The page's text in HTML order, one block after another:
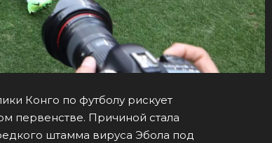
Конго по футболу рискует
первенстве. Причиной стала
штамма вируса Эбола под